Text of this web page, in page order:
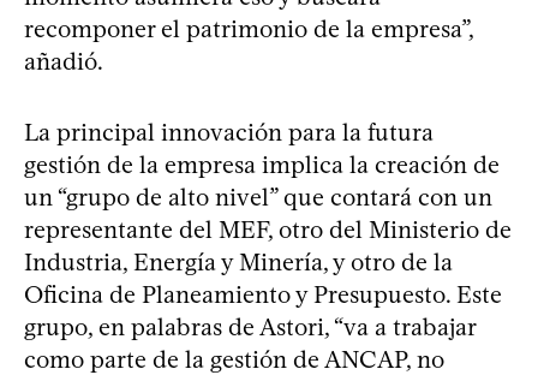
recomponer el patrimonio de la empresa”,
añadió.
La principal innovación para la futura
gestión de la empresa implica la creación de
un “grupo de alto nivel” que contará con un
representante del MEF, otro del Ministerio de
Industria, Energía y Minería, y otro de la
Oficina de Planeamiento y Presupuesto. Este
grupo, en palabras de Astori, “va a trabajar
como parte de la gestión de ANCAP, no